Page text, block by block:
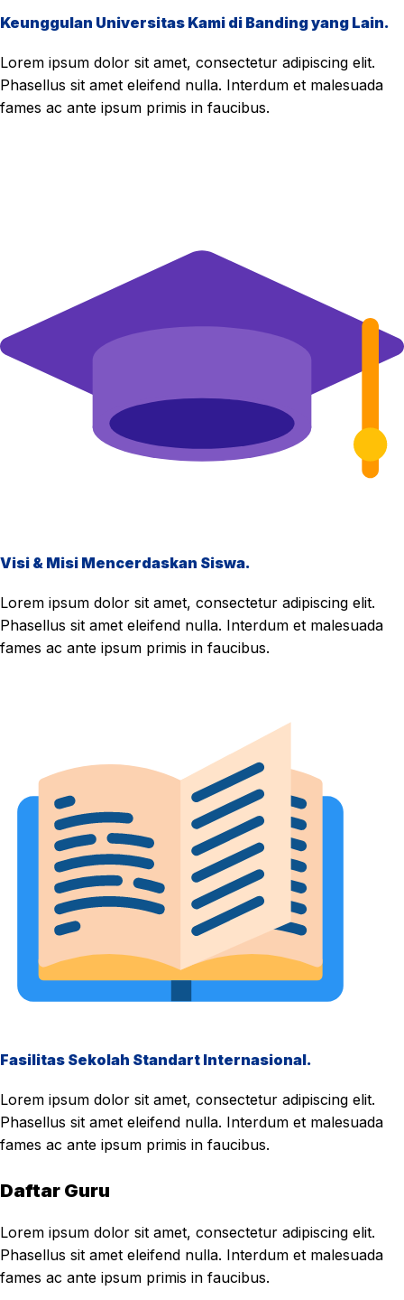
Keunggulan Universitas Kami di Banding yang Lain.
Lorem ipsum dolor sit amet, consectetur adipiscing elit.
Phasellus sit amet eleifend nulla. Interdum et malesuada
fames ac ante ipsum primis in faucibus.
Visi & Misi Mencerdaskan Siswa.
Lorem ipsum dolor sit amet, consectetur adipiscing elit.
Phasellus sit amet eleifend nulla. Interdum et malesuada
fames ac ante ipsum primis in faucibus.
Fasilitas Sekolah Standart Internasional.
Lorem ipsum dolor sit amet, consectetur adipiscing elit.
Phasellus sit amet eleifend nulla. Interdum et malesuada
fames ac ante ipsum primis in faucibus.
Daftar Guru
Lorem ipsum dolor sit amet, consectetur adipiscing elit.
Phasellus sit amet eleifend nulla. Interdum et malesuada
fames ac ante ipsum primis in faucibus.